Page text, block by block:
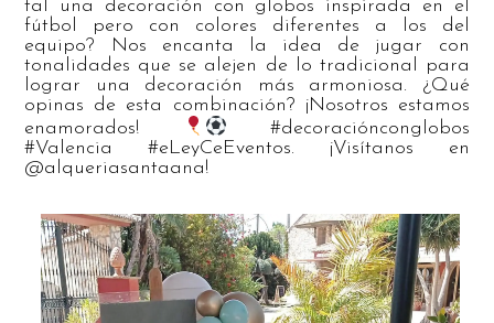
tal una decoración con globos inspirada en el
fútbol pero con colores diferentes a los del
equipo? Nos encanta la idea de jugar con
tonalidades que se alejen de lo tradicional para
lograr una decoración más armoniosa. ¿Qué
opinas de esta combinación? ¡Nosotros estamos
enamorados!
#decoraciónconglobos
#Valencia #eLeyCeEventos. ¡Visítanos en
@alqueriasantaana!